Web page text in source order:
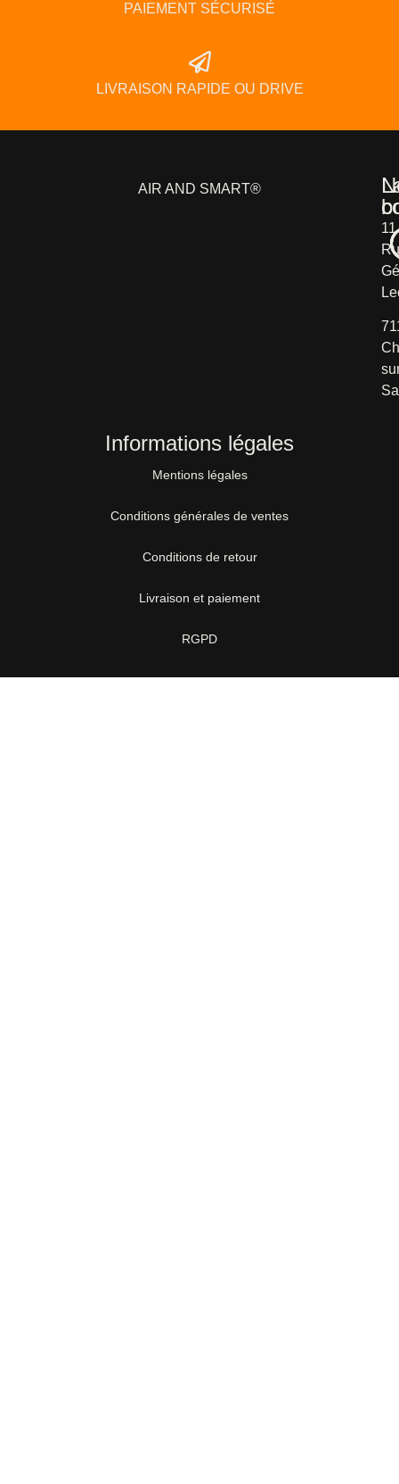
PAIEMENT SÉCURISÉ
LIVRAISON RAPIDE OU DRIVE
AIR AND SMART®
11
Informations légales
Mentions légales
Conditions générales de ventes
Conditions de retour
Livraison et paiement
RGPD